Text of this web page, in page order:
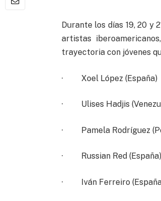
Durante los días 19, 20 y
artistas
trayectoria con jóvenes
· Xoel López (España)
· Ulises Hadjis
· Pamela Rodríguez
· Russian Red (España)
· Iván Ferreiro